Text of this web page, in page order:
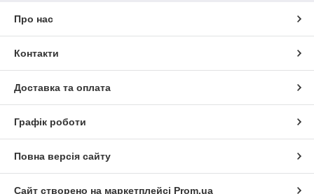
Про нас
Контакти
Доставка та оплата
Графік роботи
Повна версія сайту
Сайт створено на маркетплейсі Prom.ua